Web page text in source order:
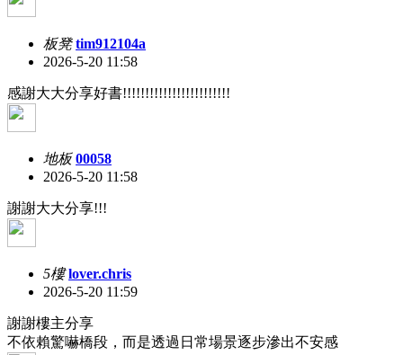
板凳 tim912104a
2026-5-20 11:58
感謝大大分享好書!!!!!!!!!!!!!!!!!!!!!!!!
地板 00058
2026-5-20 11:58
謝謝大大分享!!!
5樓 lover.chris
2026-5-20 11:59
謝謝樓主分享
不依賴驚嚇橋段，而是透過日常場景逐步滲出不安感